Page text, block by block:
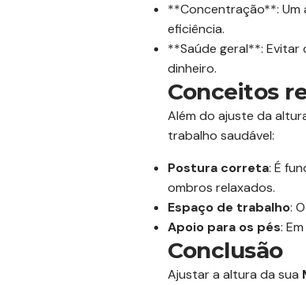
**Concentração**: Um
eficiência.
**Saúde geral**:
dinheiro.
Conceitos
Além do ajuste da
trabalho saudável:
Postura correta: É
ombros relaxados.
Espaço de trabalho:
Apoio para os pés:
Conclusão
Ajustar a altura da sua